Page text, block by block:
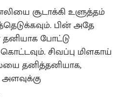
சூடாக்கி உளுத்தம்
பின் அதே
போட்டு
சிவப்பு மிளகாய்
தனித்தனியாக,